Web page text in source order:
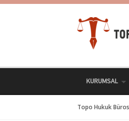
Skip
KURUMSAL
Topo Hukuk